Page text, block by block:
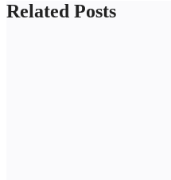
Related Posts